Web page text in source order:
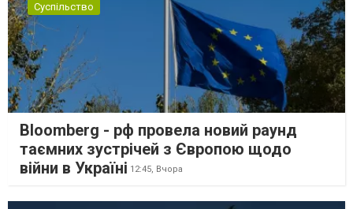
Суспільство
Bloomberg - рф провела новий раунд
таємних зустрічей з Європою щодо
війни в Україні 12:45, Вчора